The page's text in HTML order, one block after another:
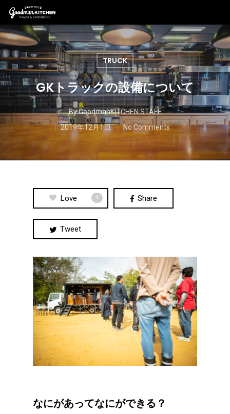
TRUCK
GKトラックの設備について
ByGoodmanKITCHEN STAFF
2019年12月1日
No Comments
Love 4 Share
Tweet
なにがあってなにができる？